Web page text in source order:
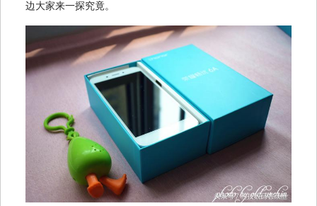
边大家来一探究竟。